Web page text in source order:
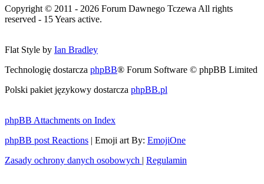
Copyright © 2011 - 2026 Forum Dawnego Tczewa All rights
reserved - 15 Years active.
Flat Style by Ian Bradley
Technologię dostarcza phpBB® Forum Software © phpBB Limited
Polski pakiet językowy dostarcza phpBB.pl
phpBB Attachments on Index
phpBB post Reactions | Emoji art By: EmojiOne
Zasady ochrony danych osobowych | Regulamin